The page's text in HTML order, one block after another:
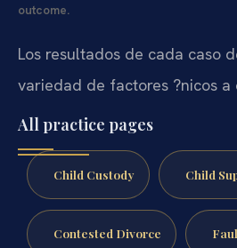
outcome.
Los resultados de cada caso
variedad de factores ?nicos a
All practice pages
Child Custody Child
Contested Divorce